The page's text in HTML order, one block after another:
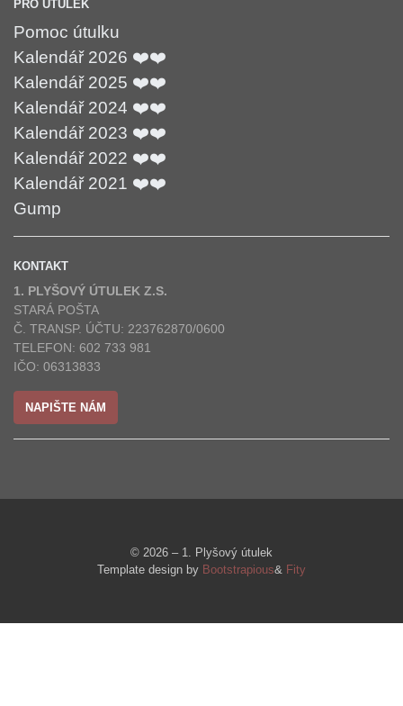
PRO ÚTULEK
Pomoc útulku
Kalendář 2026 ❤️❤️
Kalendář 2025 ❤️❤️
Kalendář 2024 ❤️❤️
Kalendář 2023 ❤️❤️
Kalendář 2022 ❤️❤️
Kalendář 2021 ❤️❤️
Gump
KONTAKT
1. PLYŠOVÝ ÚTULEK Z.S.
STARÁ POŠTA
Č. TRANSP. ÚČTU: 223762870/0600
TELEFON: 602 733 981
IČO: 06313833
NAPIŠTE NÁM
© 2026 – 1. Plyšový útulek
Template design by Bootstrapious& Fity